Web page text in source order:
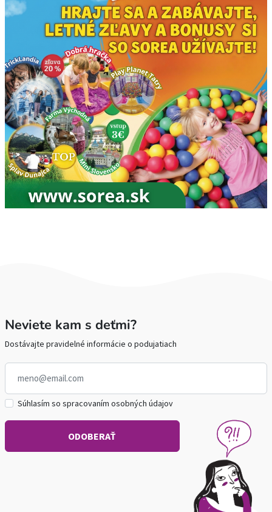
Neviete kam s deťmi?
Dostávajte pravidelné informácie o podujatiach
Súhlasím so spracovaním osobných údajov